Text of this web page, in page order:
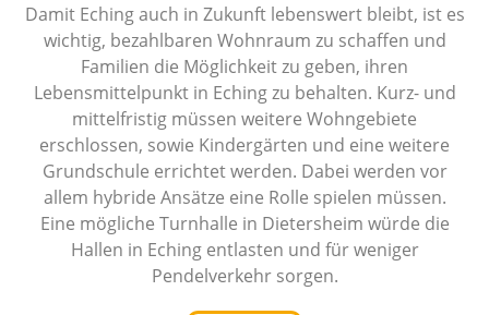
Damit Eching auch in Zukunft lebenswert bleibt, ist es
wichtig, bezahlbaren Wohnraum zu schaffen und
Familien die Möglichkeit zu geben, ihren
Lebensmittelpunkt in Eching zu behalten. Kurz- und
mittelfristig müssen weitere Wohngebiete
erschlossen, sowie Kindergärten und eine weitere
Grundschule errichtet werden. Dabei werden vor
allem hybride Ansätze eine Rolle spielen müssen.
Eine mögliche Turnhalle in Dietersheim würde die
Hallen in Eching entlasten und für weniger
Pendelverkehr sorgen.